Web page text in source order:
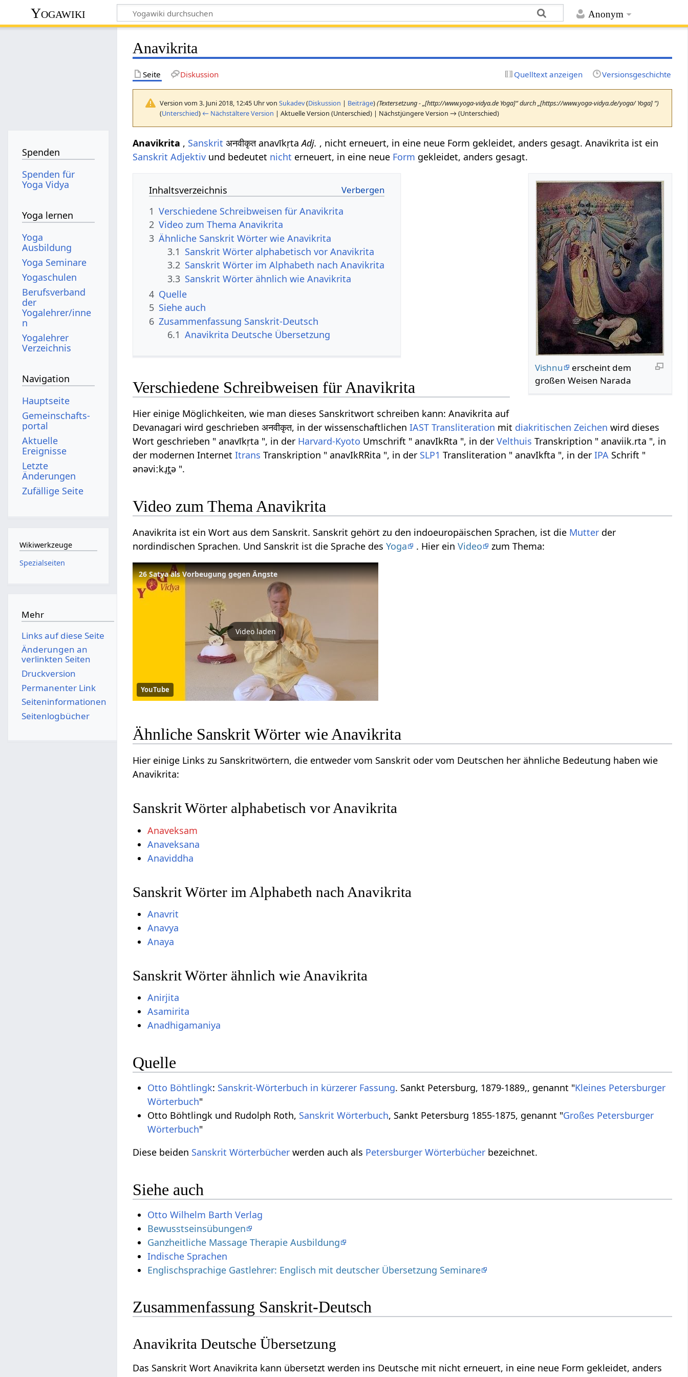
Anonym
Yogawiki
Anavikrita
Seite Diskussion Quelltext anzeigen Versionsgeschichte
Version vom 3. Juni 2018, 12:45 Uhr vonSukadev(Diskussion | Beiträge)(Textersetzung - „[http://www.yoga-vidya.de Yoga]“ durch „[https://www.yoga-vidya.de/yoga/ Yoga] “)
(Unterschied) ← Nächstältere Version | Aktuelle Version (Unterschied) | Nächstjüngere Version → (Unterschied)
Anavikrita , Sanskrit अनवीकृत anavīkṛtaAdj. , nicht erneuert, in eine neue Form gekleidet, anders gesagt. Anavikrita ist ein
Sanskrit Adjektiv und bedeutet nicht erneuert, in eine neue Form gekleidet, anders gesagt.
Vishnu
erscheint dem
großen Weisen Narada
Inhaltsverzeichnis
1 Verschiedene Schreibweisen für Anavikrita
2 Video zum Thema Anavikrita
3 Ähnliche Sanskrit Wörter wie Anavikrita
3.1 Sanskrit Wörter alphabetisch vor Anavikrita
3.2 Sanskrit Wörter im Alphabeth nach Anavikrita
3.3 Sanskrit Wörter ähnlich wie Anavikrita
4 Quelle
5 Siehe auch
6 Zusammenfassung Sanskrit-Deutsch
6.1 Anavikrita Deutsche Übersetzung
Verschiedene Schreibweisen für Anavikrita
Hier einige Möglichkeiten, wie man dieses Sanskritwort schreiben kann: Anavikrita auf
Devanagari wird geschrieben अनवीकृत, in der wissenschaftlichenIAST Transliteration mit diakritischen Zeichen wird dieses
Wort geschrieben " anavīkṛta ", in der Harvard-Kyoto Umschrift " anavIkRta ", in derVelthuis Transkription " anaviik.rta ", in
der modernen InternetItrans Transkription " anavIkRRita ", in der SLP1 Transliteration " anavIkfta ", in derIPA Schrift "
ənəviːkɹ̩t̪ə ".
Video zum Thema Anavikrita
Anavikrita ist ein Wort aus dem Sanskrit. Sanskrit gehört zu den indoeuropäischen Sprachen, ist die Mutter der
nordindischen Sprachen. Und Sanskrit ist die Sprache desYoga . Hier einVideo zum Thema:
26 Satya als Vorbeugung gegen Ängste
Video laden
YouTube
Ähnliche Sanskrit Wörter wie Anavikrita
Hier einige Links zu Sanskritwörtern, die entweder vom Sanskrit oder vom Deutschen her ähnliche Bedeutung haben wie
Anavikrita:
Sanskrit Wörter alphabetisch vor Anavikrita
Anaveksam
Anaveksana
Anaviddha
Sanskrit Wörter im Alphabeth nach Anavikrita
Anavrit
Anavya
Anaya
Sanskrit Wörter ähnlich wie Anavikrita
Anirjita
Asamirita
Anadhigamaniya
Quelle
Otto Böhtlingk: Sanskrit-Wörterbuch in kürzerer Fassung. Sankt Petersburg, 1879-1889,, genannt "Kleines Petersburger
Wörterbuch"
Otto Böhtlingk und Rudolph Roth, Sanskrit Wörterbuch, Sankt Petersburg 1855-1875, genannt "Großes Petersburger
Wörterbuch"
Diese beiden Sanskrit Wörterbücher werden auch als Petersburger Wörterbücher bezeichnet.
Siehe auch
Otto Wilhelm Barth Verlag
Bewusstseinsübungen
Ganzheitliche Massage Therapie Ausbildung
Indische Sprachen
Englischsprachige Gastlehrer: Englisch mit deutscher Übersetzung Seminare
Zusammenfassung Sanskrit-Deutsch
Anavikrita Deutsche Übersetzung
Das Sanskrit Wort Anavikrita kann übersetzt werden ins Deutsche mit nicht erneuert, in eine neue Form gekleidet, anders
Spenden
Spenden für
Yoga Vidya
Yoga lernen
Yoga
Ausbildung
Yoga Seminare
Yogaschulen
Berufsverband
der
Yogalehrer/inne
n
Yogalehrer
Verzeichnis
Navigation
Hauptseite
Gemeinschafts­
portal
Aktuelle
Ereignisse
Letzte
Änderungen
Zufällige Seite
Wikiwerkzeuge
Spezialseiten
Mehr
Links auf diese Seite
Änderungen an
verlinkten Seiten
Druckversion
Permanenter Link
Seiten­­informationen
Seitenlogbücher